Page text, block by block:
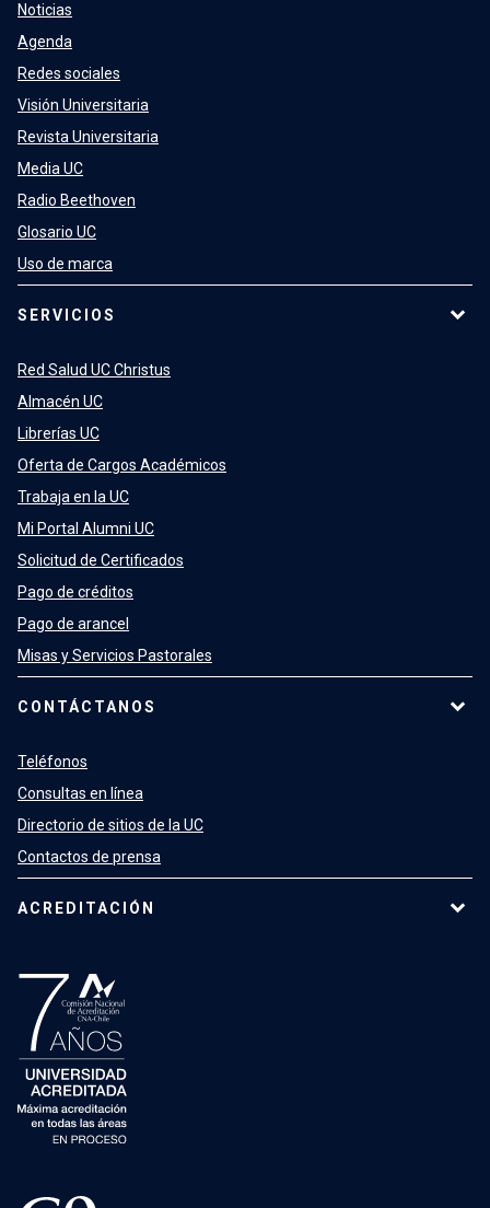
Noticias
Agenda
Redes sociales
Visión Universitaria
Revista Universitaria
Media UC
Radio Beethoven
Glosario UC
Uso de marca
SERVICIOS
Red Salud UC Christus
Almacén UC
Librerías UC
Oferta de Cargos Académicos
Trabaja en la UC
Mi Portal Alumni UC
Solicitud de Certificados
Pago de créditos
Pago de arancel
Misas y Servicios Pastorales
CONTÁCTANOS
Teléfonos
Consultas en línea
Directorio de sitios de la UC
Contactos de prensa
ACREDITACIÓN